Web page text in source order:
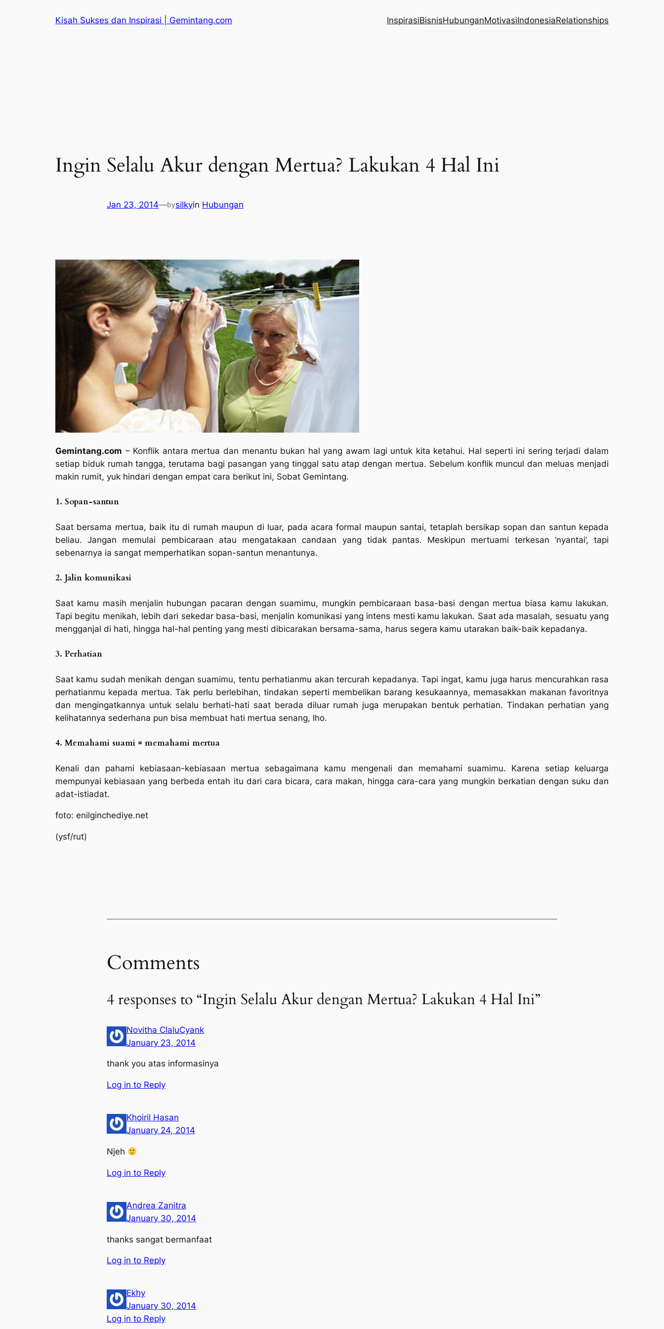
Kisah Sukses dan Inspirasi | Gemintang.com InspirasiBisnisHubunganMotivasiIndonesiaRelationships
Ingin Selalu Akur dengan Mertua? Lakukan 4 Hal Ini
Jan 23, 2014—bysilkyin Hubungan
Gemintang.com – Konflik antara mertua dan menantu bukan hal yang awam lagi untuk kita ketahui. Hal seperti ini sering terjadi dalam
setiap biduk rumah tangga, terutama bagi pasangan yang tinggal satu atap dengan mertua. Sebelum konflik muncul dan meluas menjadi
makin rumit, yuk hindari dengan empat cara berikut ini, Sobat Gemintang.
1. Sopan-santun
Saat bersama mertua, baik itu di rumah maupun di luar, pada acara formal maupun santai, tetaplah bersikap sopan dan santun kepada
beliau. Jangan memulai pembicaraan atau mengatakaan candaan yang tidak pantas. Meskipun mertuami terkesan ‘nyantai’, tapi
sebenarnya ia sangat memperhatikan sopan-santun menantunya.
2. Jalin komunikasi
Saat kamu masih menjalin hubungan pacaran dengan suamimu, mungkin pembicaraan basa-basi dengan mertua biasa kamu lakukan.
Tapi begitu menikah, lebih dari sekedar basa-basi, menjalin komunikasi yang intens mesti kamu lakukan. Saat ada masalah, sesuatu yang
mengganjal di hati, hingga hal-hal penting yang mesti dibicarakan bersama-sama, harus segera kamu utarakan baik-baik kepadanya.
3. Perhatian
Saat kamu sudah menikah dengan suamimu, tentu perhatianmu akan tercurah kepadanya. Tapi ingat, kamu juga harus mencurahkan rasa
perhatianmu kepada mertua. Tak perlu berlebihan, tindakan seperti membelikan barang kesukaannya, memasakkan makanan favoritnya
dan mengingatkannya untuk selalu berhati-hati saat berada diluar rumah juga merupakan bentuk perhatian. Tindakan perhatian yang
kelihatannya sederhana pun bisa membuat hati mertua senang, lho.
4. Memahami suami = memahami mertua
Kenali dan pahami kebiasaan-kebiasaan mertua sebagaimana kamu mengenali dan memahami suamimu. Karena setiap keluarga
mempunyai kebiasaan yang berbeda entah itu dari cara bicara, cara makan, hingga cara-cara yang mungkin berkatian dengan suku dan
adat-istiadat.
foto: enilginchediye.net
(ysf/rut)
Comments
4 responses to “Ingin Selalu Akur dengan Mertua? Lakukan 4 Hal Ini”
Novitha ClaluCyank
January 23, 2014
thank you atas informasinya
Log in to Reply
Khoiril Hasan
January 24, 2014
Njeh
Log in to Reply
Andrea Zanitra
January 30, 2014
thanks sangat bermanfaat
Log in to Reply
Ekhy
January 30, 2014
Log in to Reply